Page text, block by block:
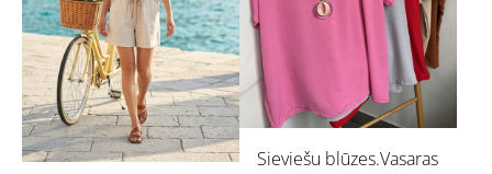
Sieviešu blūzes.Vasaras